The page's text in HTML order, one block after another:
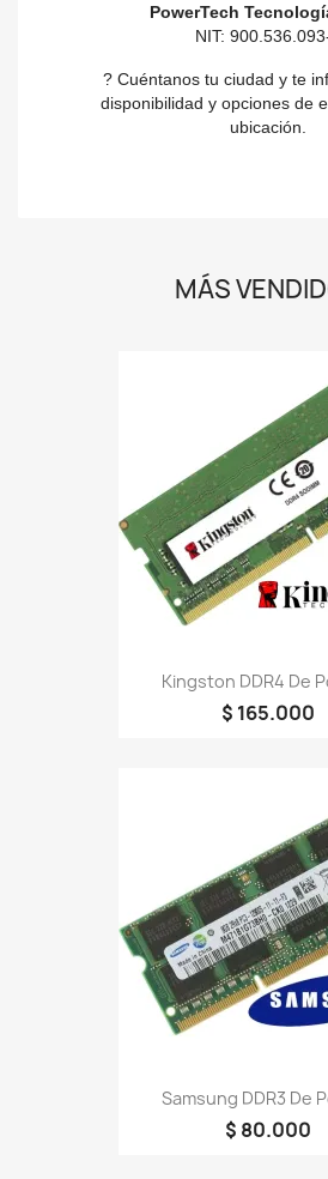
PowerTech
NIT:
? Cuéntanos tu ciudad y te
disponibilidad y opciones de
ubicación.
MÁS
Kingston DDR4 De
$ 165.000
Samsung DDR3 De
$ 80.000